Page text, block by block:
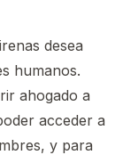
desea
humanos.
ahogado a
acceder a
y para